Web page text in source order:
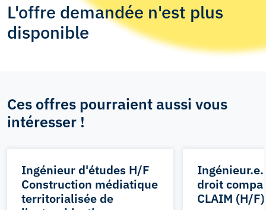
L'offre demandée n'est plus
disponible
Ces offres pourraient aussi vous
intéresser !
Ingénieur d'études H/F
Construction médiatique
territorialisée de
droit
CLAIM (H/F)